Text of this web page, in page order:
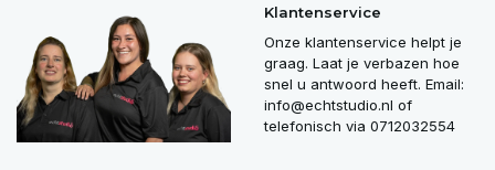
Klantenservice
Onze klantenservice helpt je
graag. Laat je verbazen hoe
snel u antwoord heeft. Email:
info@echtstudio.nl of
telefonisch via 0712032554